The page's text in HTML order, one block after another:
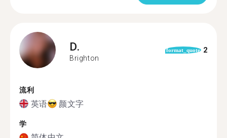
D.
Brighton
format_quote 2
流利
英语 颜文字
学